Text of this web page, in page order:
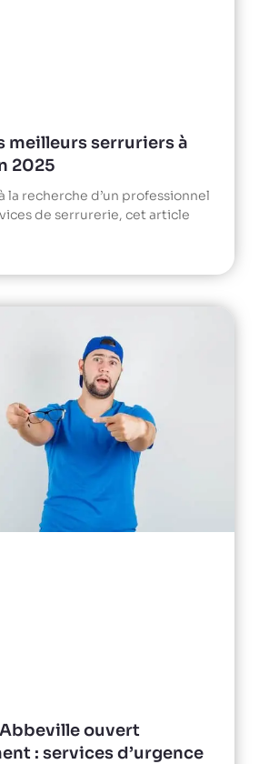
meilleurs serruriers à
2025
la recherche d’un professionnel
de serrurerie, cet article
ouvert
: services d’urgence